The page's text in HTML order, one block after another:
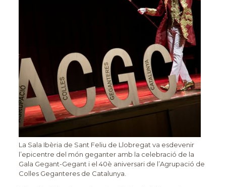
La Sala Ibèria de Sant Feliu de Llobregat va esdevenir
l’epicentre del món geganter amb la celebració de la
Gala Gegant-Gegant i el 40è aniversari de l’Agrupació de
Colles Geganteres de Catalunya.